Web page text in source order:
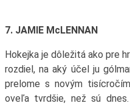
7. JAMIE McLENNAN
Hokejka je dôležitá ako pre
rozdiel, na aký účel ju
prelome s novým
oveľa tvrdšie, než sú